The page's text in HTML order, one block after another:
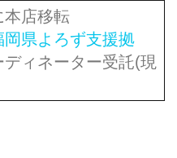
本店移転
岡県よろず支援拠
ディネーター受託(現